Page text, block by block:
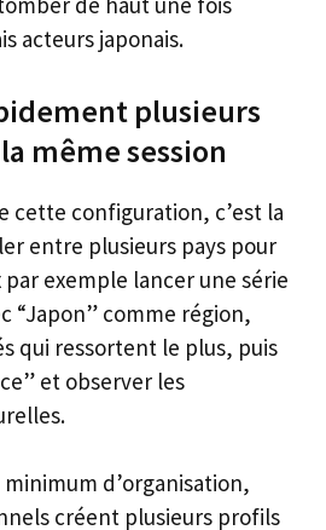
acteurs japonais.
plusieurs
même session
cette configuration, c’est la
entre plusieurs pays pour
par exemple lancer une série
“Japon” comme région,
qui ressortent le plus, puis
et observer les
d’organisation,
créent plusieurs profils